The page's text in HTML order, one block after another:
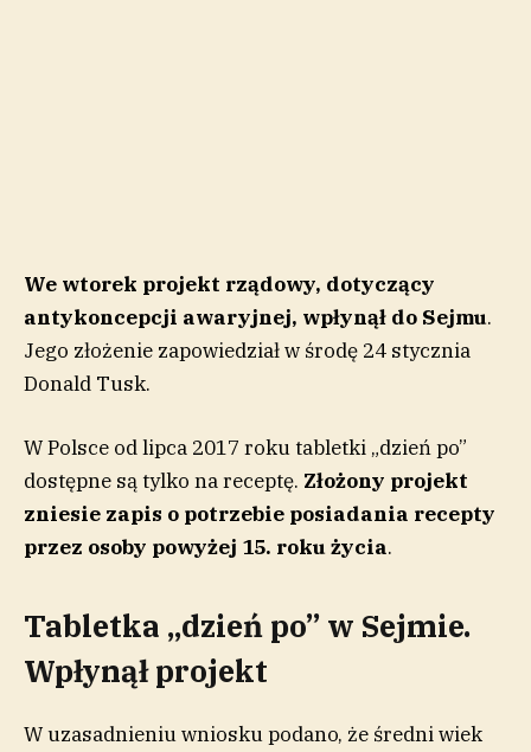
We wtorek projekt rządowy, dotyczący
antykoncepcji awaryjnej, wpłynął do Sejmu.
Jego złożenie zapowiedział w środę 24 stycznia
Donald Tusk.
W Polsce od lipca 2017 roku tabletki „dzień po”
dostępne są tylko na receptę. Złożony projekt
zniesie zapis o potrzebie posiadania recepty
przez osoby powyżej 15. roku życia.
Tabletka „dzień po” w Sejmie.
Wpłynął projekt
W uzasadnieniu wniosku podano, że średni wiek